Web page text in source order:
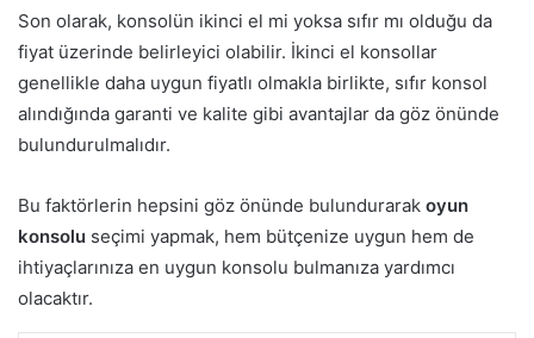
Son olarak, konsolün ikinci el mi yoksa sıfır mı olduğu da
fiyat üzerinde belirleyici olabilir. İkinci el konsollar
genellikle daha uygun fiyatlı olmakla birlikte, sıfır konsol
alındığında garanti ve kalite gibi avantajlar da göz önünde
bulundurulmalıdır.
Bu faktörlerin hepsini göz önünde bulundurarak oyun
konsolu seçimi yapmak, hem bütçenize uygun hem de
ihtiyaçlarınıza en uygun konsolu bulmanıza yardımcı
olacaktır.